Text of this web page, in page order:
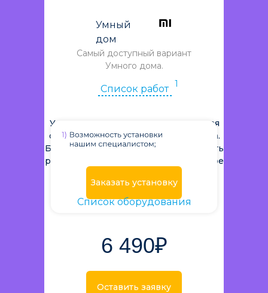
Самый доступный вариант
Умного дома.
Оставить заявку
6 490₽
Управление освещением и охранная
функция. Самостоятельная установка.
Беспроводное решение. Возможность
расширения функционала. Бесплатное
Список оборудования
Список работ 1
Умный
дом
Заказать установку